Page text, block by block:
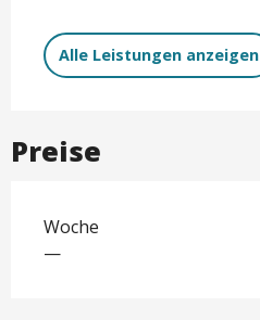
Alle Leistungen anzeigen
Preise
Woche
—